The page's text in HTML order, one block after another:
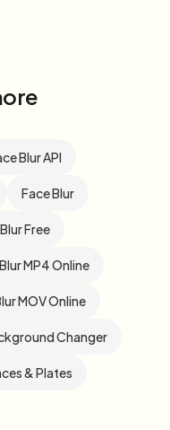
Blur API
Face Blur
Free
Blur MP4 Online
MOV Online
Changer
& Plates